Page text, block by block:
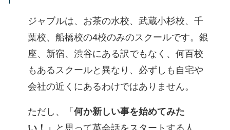
ジャブルは、お茶の水校、武蔵小杉校、千
葉校、船橋校の4校のみのスクールです。銀
座、新宿、渋谷にある訳でもなく、何百校
もあるスクールと異なり、必ずしも自宅や
会社の近くにあるわけではありません。
ただし、「 何か新しい事を始めてみた